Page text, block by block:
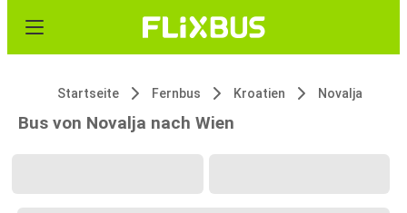
Startseite Fernbus Kroatien Novalja
Bus von Novalja nach Wien